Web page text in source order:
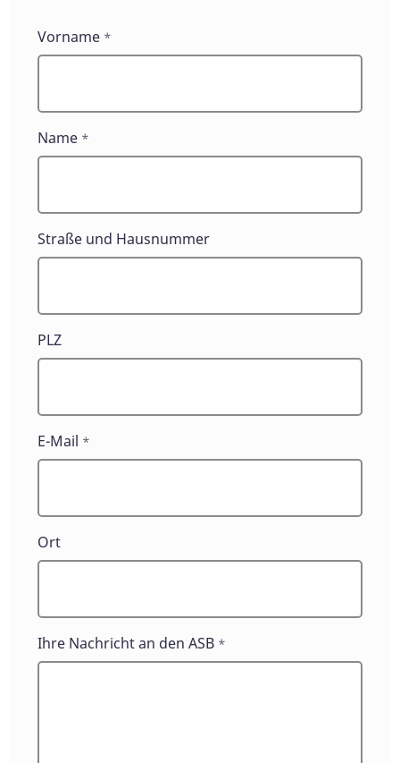
Kontaktformulare
Vorname *
Name *
Straße und Hausnummer
PLZ
E-Mail *
Ort
Ihre Nachricht an den ASB *